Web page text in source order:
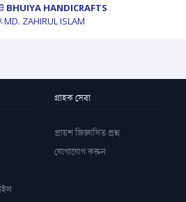
BHUIYA HANDICRAFTS
MD. ZAHIRUL ISLAM
গ্রাহক সেবা
প্রায়শ জিজ্ঞাসিত প্রশ্ন
যোগাযোগ করুন